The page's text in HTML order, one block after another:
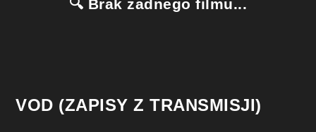
🔍 Brak żadnego filmu...
VOD (ZAPISY Z TRANSMISJI)